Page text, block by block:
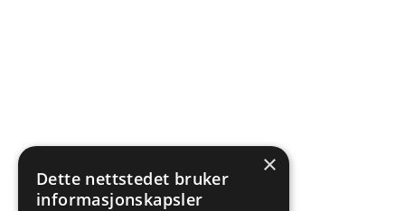
×
Dette nettstedet bruker
informasjonskapsler